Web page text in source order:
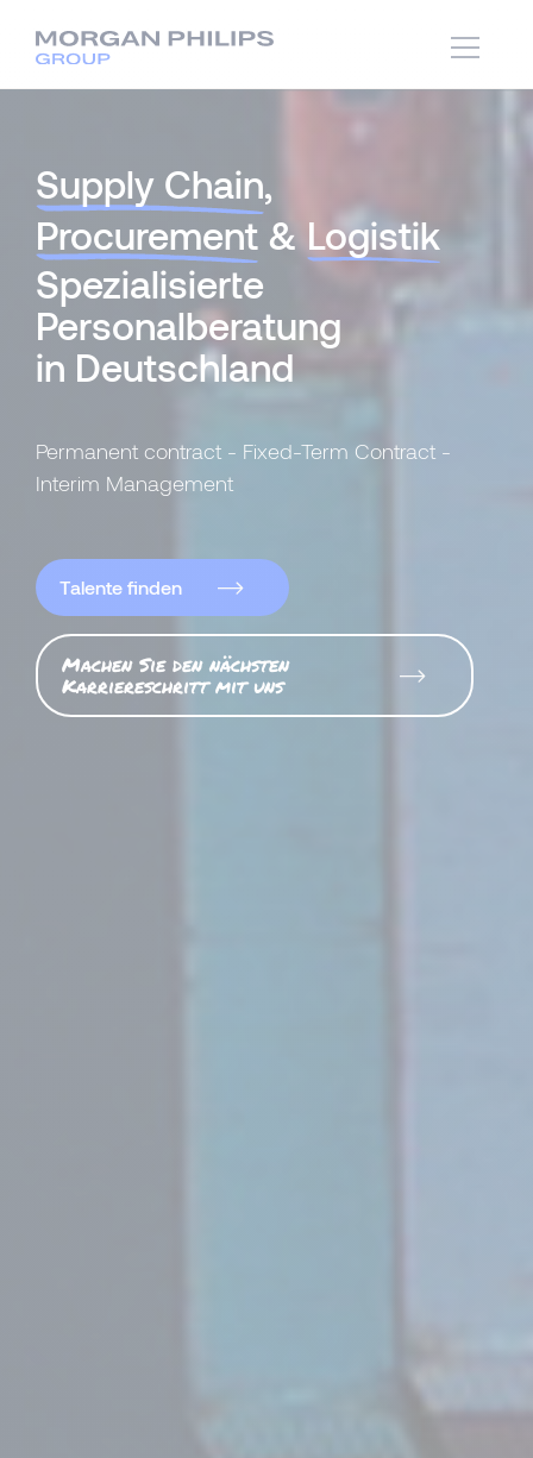
Supply Chain,
Procurement & Logistik
Spezialisierte
Personalberatung
in Deutschland
Permanent contract - Fixed-Term Contract -
Interim Management
Talente finden
Machen Sie den nächsten
Karriereschritt mit uns